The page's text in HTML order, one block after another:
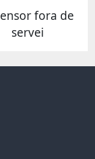
fora de
servei